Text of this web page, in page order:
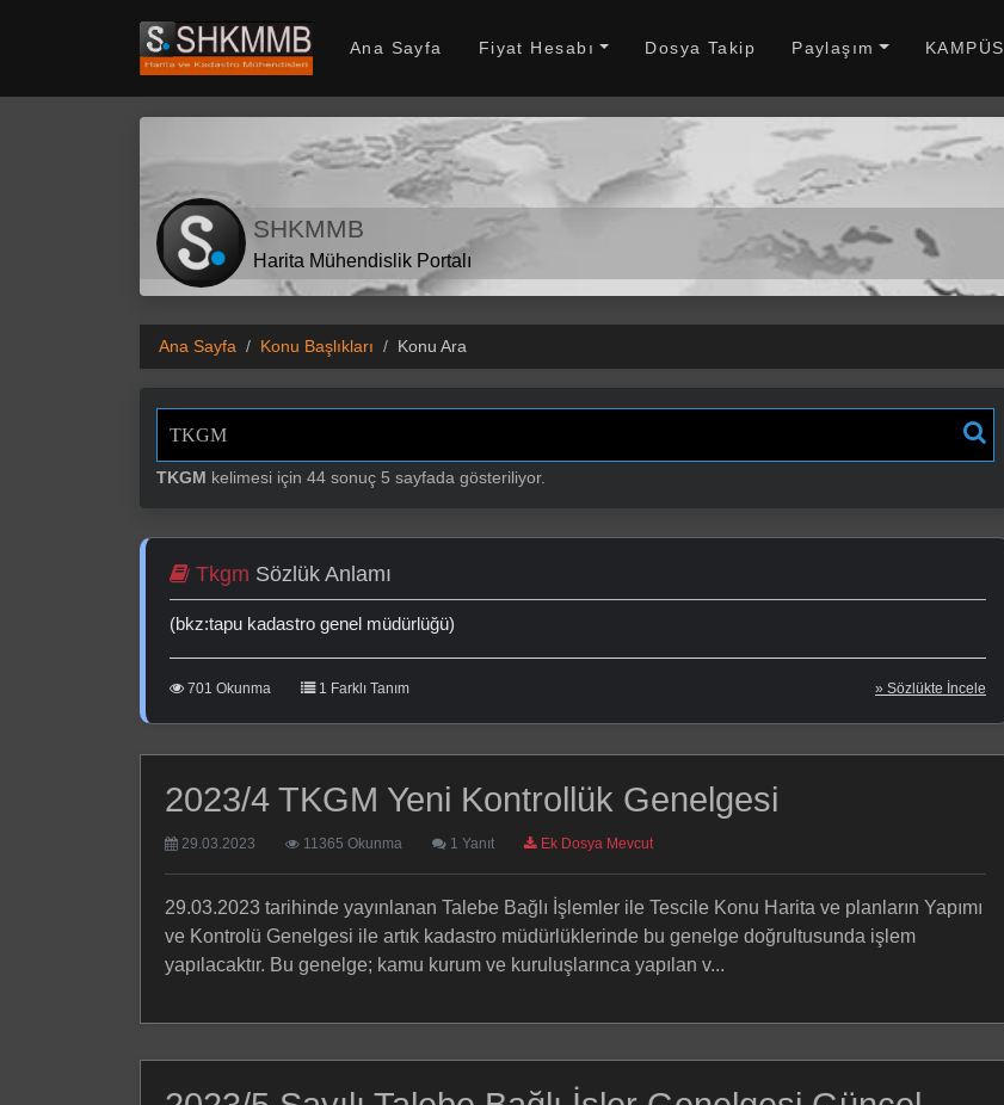
SHKMMB
Ana Sayfa Fiyat Hesabı Dosya Takip Paylaşım KAMPÜS
SHKMMB
Harita Mühendislik Portalı
Ana Sayfa Konu Başlıkları Konu Ara
TKGM kelimesi için 44 sonuç 5 sayfada gösteriliyor.
Tkgm Sözlük Anlamı
(bkz:tapu kadastro genel müdürlüğü)
701 Okunma 1 Farklı Tanım » Sözlükte İncele
2023/4 TKGM Yeni Kontrollük Genelgesi
29.03.2023 11365 Okunma 1 Yanıt Ek Dosya Mevcut
29.03.2023 tarihinde yayınlanan Talebe Bağlı İşlemler ile Tescile Konu Harita ve planların Yapımı
ve Kontrolü Genelgesi ile artık kadastro müdürlüklerinde bu genelge doğrultusunda işlem
yapılacaktır. Bu genelge; kamu kurum ve kuruluşlarınca yapılan v...